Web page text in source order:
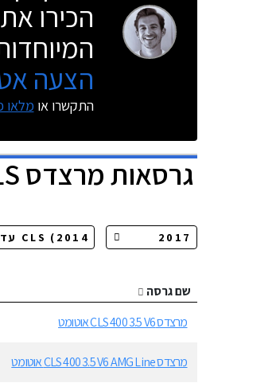
הכירו
הצעה
התקשרו או מלאו
גרסאותמרצדס CLS
שם גרסה
מרצדס CLS 400 3.5 V6 אוטומט
מרצדס CLS 400 3.5 V6 AMG Line אוטומט